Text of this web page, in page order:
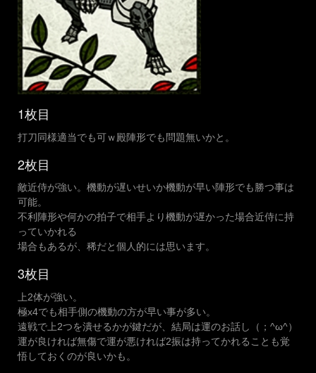
1枚目
打刀同様適当でも可ｗ殿陣形でも問題無いかと。
2枚目
敵近侍が強い。機動が遅いせいか機動が早い陣形でも勝つ事は
可能。
不利陣形や何かの拍子で相手より機動が遅かった場合近侍に持
っていかれる
場合もあるが、稀だと個人的には思います。
3枚目
上2体が強い。
極x4でも相手側の機動の方が早い事が多い。
遠戦で上2つを潰せるかが鍵だが、結局は運のお話し（；^ω^）
運が良ければ無傷で運が悪ければ2振は持ってかれることも覚
悟しておくのが良いかも。